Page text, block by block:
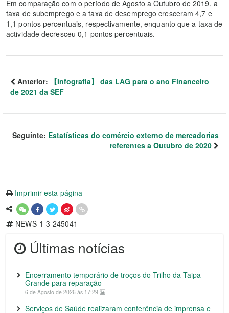
Em comparação com o período de Agosto a Outubro de 2019, a
taxa de subemprego e a taxa de desemprego cresceram 4,7 e
1,1 pontos percentuais, respectivamente, enquanto que a taxa de
actividade decresceu 0,1 pontos percentuais.
Anterior:
【Infografia】 das LAG para o ano Financeiro
de 2021 da SEF
Seguinte: Estatísticas do comércio externo de mercadorias
referentes a Outubro de 2020
Imprimir esta página
NEWS-1-3-245041
Últimas notícias
Encerramento temporário de troços do Trilho da Taipa
Grande para reparação
6 de Agosto de 2026 às 17:29
Serviços de Saúde realizaram conferência de imprensa e